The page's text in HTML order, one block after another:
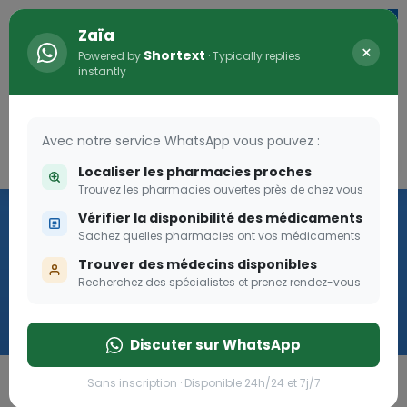
Vaccination
Zaïa
Powered by Shortext · Typically replies
instantly
×
Avec notre service WhatsApp vous pouvez :
Localiser les pharmacies proches
Trouvez les pharmacies ouvertes près de chez vous
Vérifier la disponibilité des médicaments
Sachez quelles pharmacies ont vos médicaments
Trouver des médecins disponibles
Recherchez des spécialistes et prenez rendez-vous
Discuter sur WhatsApp
Sans inscription · Disponible 24h/24 et 7j/7